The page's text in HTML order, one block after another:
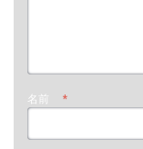
名前 *